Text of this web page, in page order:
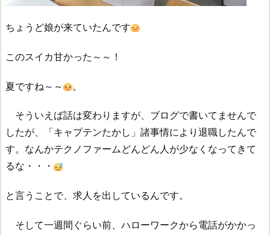
ちょうど娘が来ていたんです
このスイカ甘かった～～！
夏ですね～～ 。
そういえば話は変わりますが、ブログで書いてませんで
したが、「キャプテンたかし」諸事情により退職したんで
す。なんかテクノファームどんどん人が少なくなってきて
るな・・・
と言うことで、求人を出しているんです。
そして一週間ぐらい前、ハローワークから電話がかかっ